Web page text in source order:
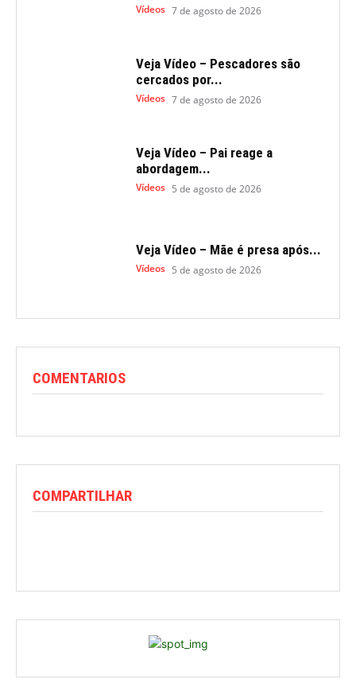
Vídeos 7 de agosto de 2026
Veja Vídeo – Pescadores são
cercados por...
Vídeos 7 de agosto de 2026
Veja Vídeo – Pai reage a
abordagem...
Vídeos 5 de agosto de 2026
Veja Vídeo – Mãe é presa após...
Vídeos 5 de agosto de 2026
COMENTARIOS
COMPARTILHAR